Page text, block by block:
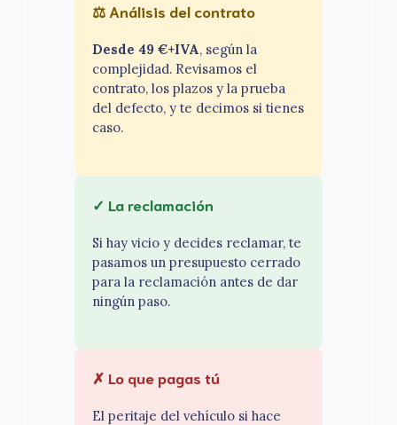
⚖ Análisis del contrato
Desde 49 €+IVA, según la
complejidad. Revisamos el
contrato, los plazos y la prueba
del defecto, y te decimos si tienes
caso.
✓ La reclamación
Si hay vicio y decides reclamar, te
pasamos un presupuesto cerrado
para la reclamación antes de dar
ningún paso.
✗ Lo que pagas tú
El peritaje del vehículo si hace